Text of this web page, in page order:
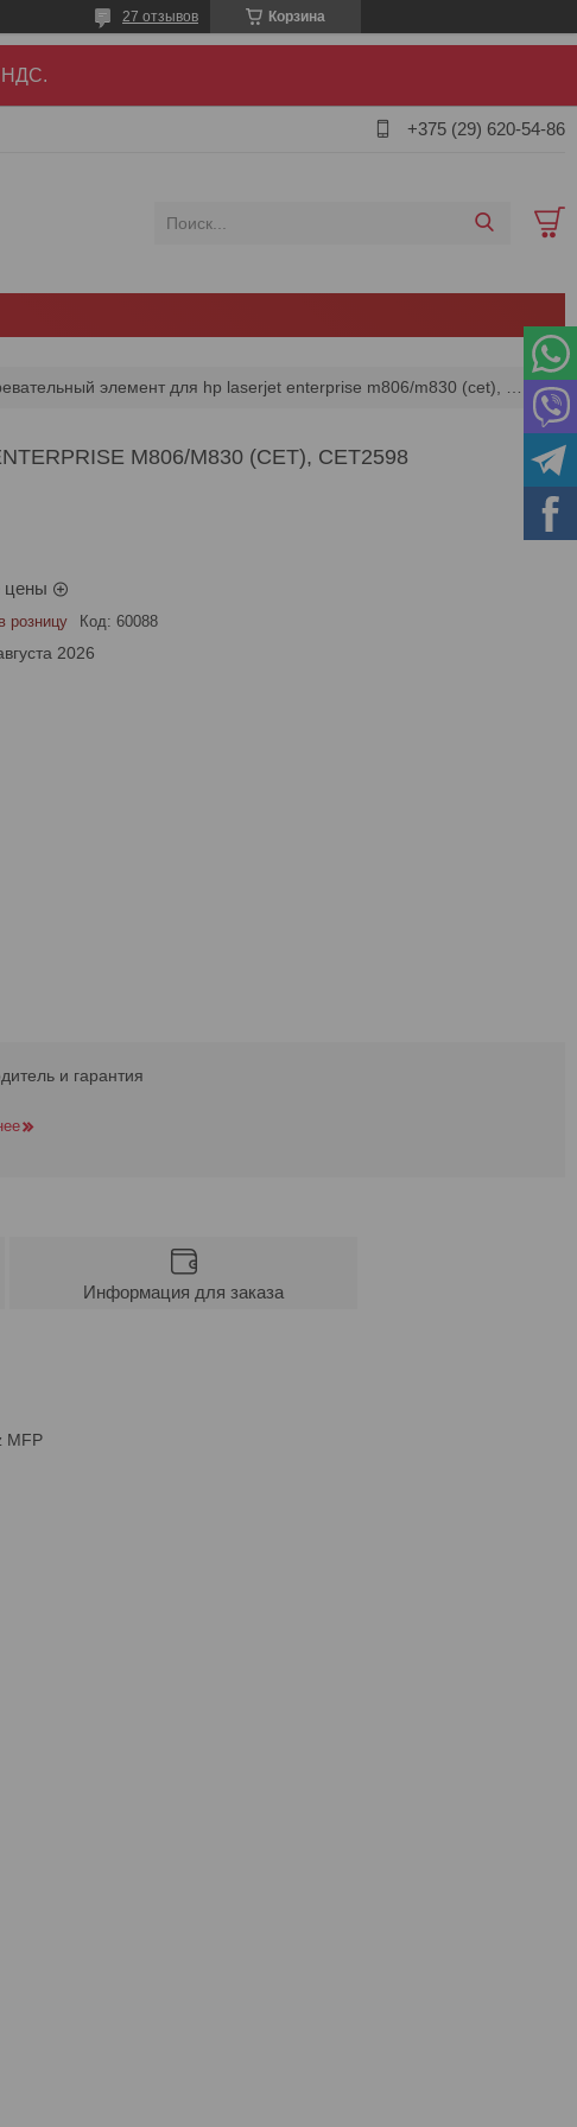
Корзина
27 отзывов
НДС.
+375 (29) 620-54-86
M806/M830 (CET), CET2598
цены
розницу Код: 60088
2026
и гарантия
Информация для заказа
MFP